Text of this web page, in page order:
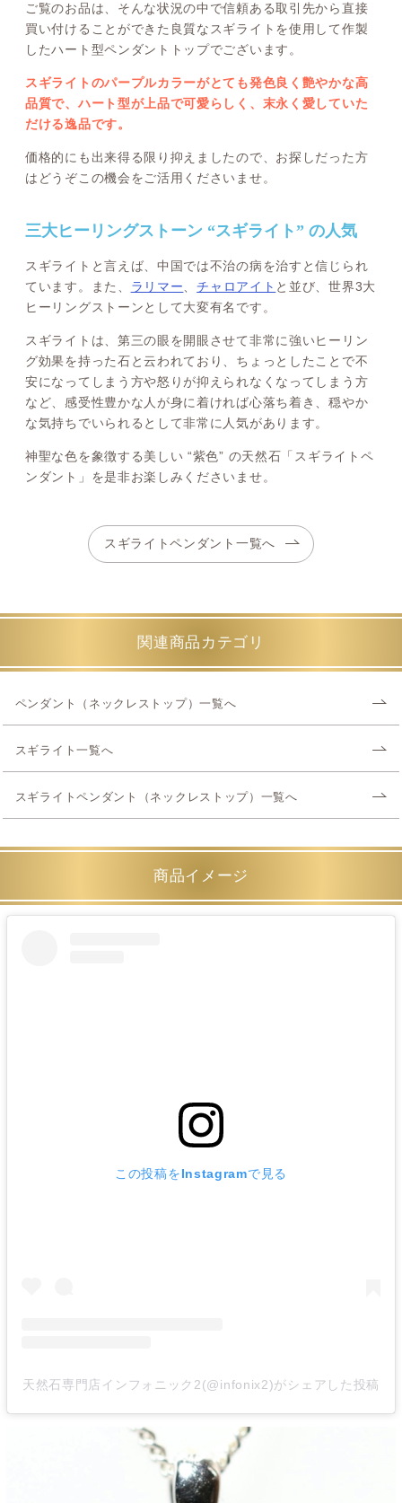
ご覧のお品は、そんな状況の中で信頼ある取引先から直接
買い付けることができた良質なスギライトを使用して作製
したハート型ペンダントトップでございます。
スギライトのパープルカラーがとても発色良く艶やかな高
品質で、ハート型が上品で可愛らしく、末永く愛していた
だける逸品です。
価格的にも出来得る限り抑えましたので、お探しだった方
はどうぞこの機会をご活用くださいませ。
三大ヒーリングストーン “スギライト” の人気
スギライトと言えば、中国では不治の病を治すと信じられ
ています。また、 ラリマー 、チャロアイト と並び、世界3大
ヒーリングストーンとして大変有名です。
スギライトは、第三の眼を開眼させて非常に強いヒーリン
グ効果を持った石と云われており、ちょっとしたことで不
安になってしまう方や怒りが抑えられなくなってしまう方
など、感受性豊かな人が身に着ければ心落ち着き、穏やか
な気持ちでいられるとして非常に人気があります。
神聖な色を象徴する美しい “紫色” の天然石「スギライトペ
ンダント」を是非お楽しみくださいませ。
スギライトペンダント一覧へ
関連商品カテゴリ
ペンダント（ネックレストップ）一覧へ
スギライト一覧へ
スギライトペンダント（ネックレストップ）一覧へ
商品イメージ
この投稿をInstagramで見る
天然石専門店インフォニック2(@infonix2)がシェアした投稿